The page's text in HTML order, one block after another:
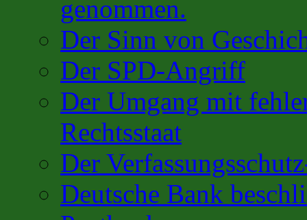
genommen.
Der Sinn von
Der SPD-Angriff
Der Umgang mit
Rechtsstaat
Der
Deutsche Bank